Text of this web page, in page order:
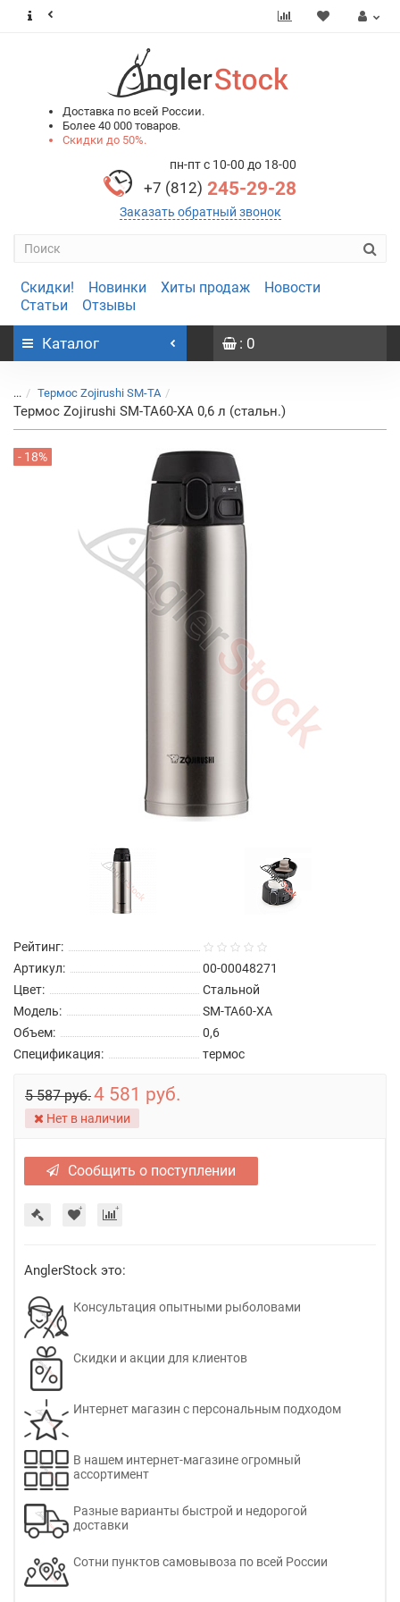
Доставка по всей России.
Более 40 000 товаров.
Скидки до 50%.
пн-пт с 10-00 до 18-00
+7 (812) 245-29-28
Заказать обратный звонок
Скидки! Новинки Хиты продаж
Новости
Статьи
Отзывы
Каталог : 0
... Термос Zojirushi SM-TA
Термос Zojirushi SM-TA60-XA 0,6 л (стальн.)
- 18%
Рейтинг:
Артикул:
00-00048271
Цвет:
Стальной
Модель:
SM-TA60-XA
Объем:
0,6
Спецификация:
термос
5 587 руб.4 581 руб.
Нет в наличии
Сообщить о поступлении
AnglerStock это:
Консультация опытными рыболовами
Скидки и акции для клиентов
Интернет магазин с персональным подходом
В нашем интернет-магазине огромный
ассортимент
Разные варианты быстрой и недорогой
доставки
Сотни пунктов самовывоза по всей России